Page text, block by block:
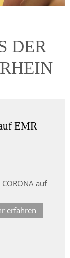
DER
EMR
auf
erfahren